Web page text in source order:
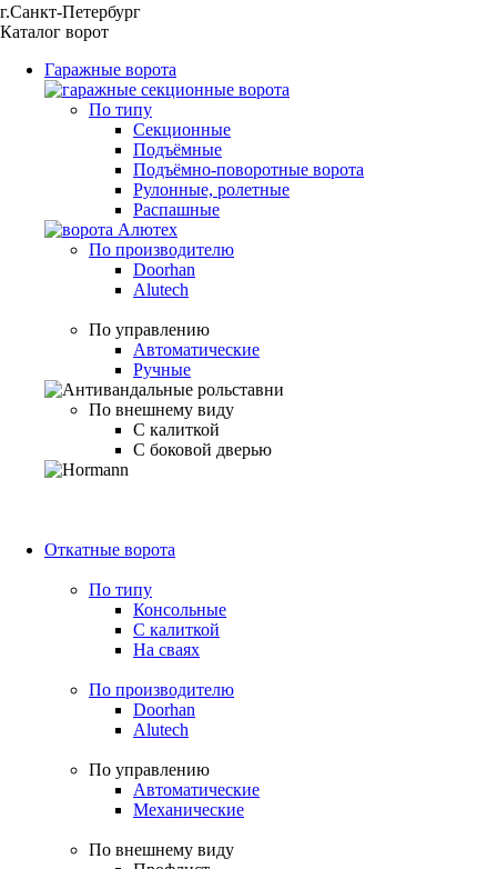
г.Санкт-Петербург
Каталог ворот
Гаражные ворота
По типу
Секционные
Подъёмные
Подъёмно-поворотные ворота
Рулонные, ролетные
Распашные
По производителю
Doorhan
Alutech
По управлению
Автоматические
Ручные
По внешнему виду
С калиткой
С боковой дверью
Откатные ворота
По типу
Консольные
С калиткой
На сваях
По производителю
Doorhan
Alutech
По управлению
Автоматические
Механические
По внешнему виду